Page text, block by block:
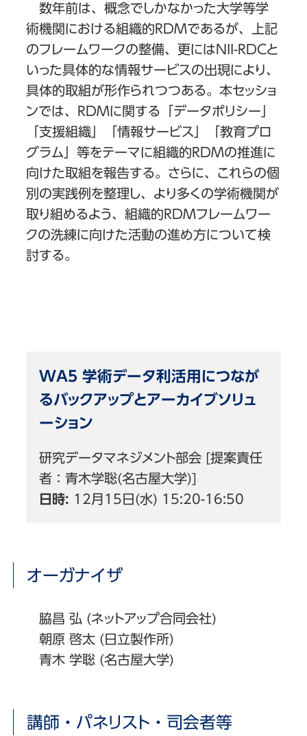
数年前は、概念でしかなかった大学等学
術機関における組織的RDMであるが、上記
のフレームワークの整備、更にはNII-RDCと
いった具体的な情報サービスの出現により、
具体的取組が形作られつつある。本セッショ
ンでは、RDMに関する「データポリシー」
「支援組織」「情報サービス」「教育プロ
グラム」等をテーマに組織的RDMの推進に
向けた取組を報告する。さらに、これらの個
別の実践例を整理し、より多くの学術機関が
取り組めるよう、組織的RDMフレームワー
クの洗練に向けた活動の進め方について検
討する。
WA5 学術データ利活用につなが
るバックアップとアーカイブソリュ
ーション
研究データマネジメント部会 [提案責任
者：青木学聡(名古屋大学)]
日時: 12月15日(水) 15:20-16:50
オーガナイザ
脇昌 弘 (ネットアップ合同会社)
朝原 啓太 (日立製作所)
青木 学聡 (名古屋大学)
講師・パネリスト・司会者等